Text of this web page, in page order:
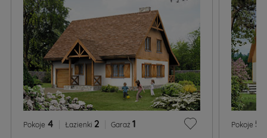
Pokoje 4 Łazienki 2 Garaż 1 Pokoje 5